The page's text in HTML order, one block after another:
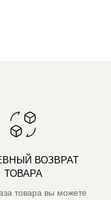
ВОЗВРАТ
ТОВАРА
товара вы можете